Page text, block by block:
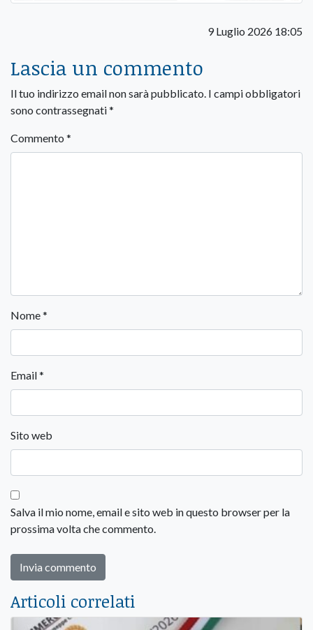
9 Luglio 2026 18:05
Lascia un commento
Il tuo indirizzo email non sarà pubblicato. I campi obbligatori
sono contrassegnati*
Commento *
Nome*
Email*
Sito web
Salva il mio nome, email e sito web in questo browser per la
prossima volta che commento.
Articoli correlati